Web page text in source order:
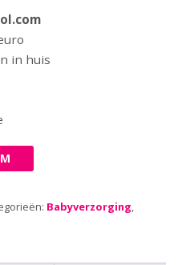
in huis
Babyverzorging,